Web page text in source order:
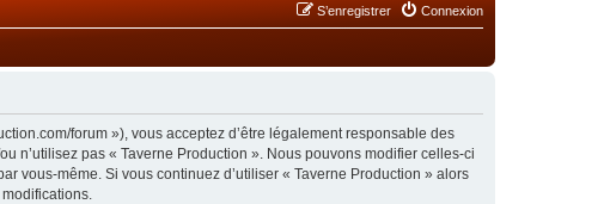
Connexion
S’enregistrer
forum »), vous acceptez d’être légalement responsable des
n’utilisez pas « Taverne Production ». Nous pouvons modifier celles-ci
vous-même. Si vous continuez d’utiliser « Taverne Production » alors